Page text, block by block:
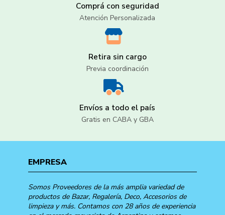
Comprá con seguridad
Atención Personalizada
Retira sin cargo
Previa coordinación
Envíos a todo el país
Gratis en CABA y GBA
EMPRESA
Somos Proveedores de la más amplia variedad de
productos de Bazar, Regalería, Deco, Accesorios de
limpieza y más. Contamos con 28 años de experiencia